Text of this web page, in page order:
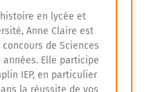
en lycée et
Anne Claire est
de Sciences
Elle participe
IEP, en particulier
la réussite de vos